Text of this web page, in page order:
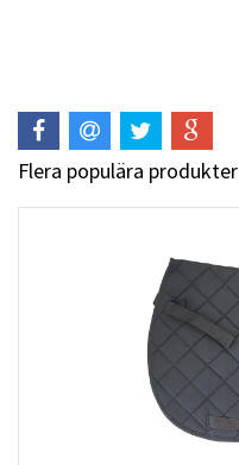
Flera populära produkter